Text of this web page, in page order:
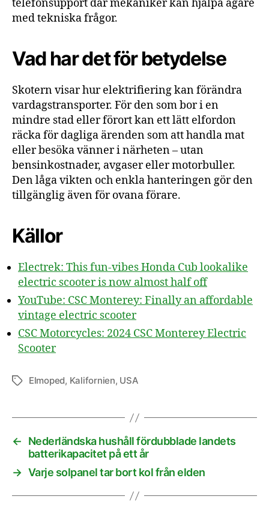
telefonsupport där mekaniker kan hjälpa ägare
med tekniska frågor.
Vad har det för betydelse
Skotern visar hur elektrifiering kan förändra
vardagstransporter. För den som bor i en
mindre stad eller förort kan ett lätt elfordon
räcka för dagliga ärenden som att handla mat
eller besöka vänner i närheten – utan
bensinkostnader, avgaser eller motorbuller.
Den låga vikten och enkla hanteringen gör den
tillgänglig även för ovana förare.
Källor
Electrek: This fun-vibes Honda Cub lookalike
electric scooter is now almost half off
YouTube: CSC Monterey: Finally an affordable
vintage electric scooter
CSC Motorcycles: 2024 CSC Monterey Electric
Scooter
EtiketterElmoped, Kalifornien, USA
←
Nederländska hushåll fördubblade landets
batterikapacitet på ett år
→ Varje solpanel tar bort kol från elden